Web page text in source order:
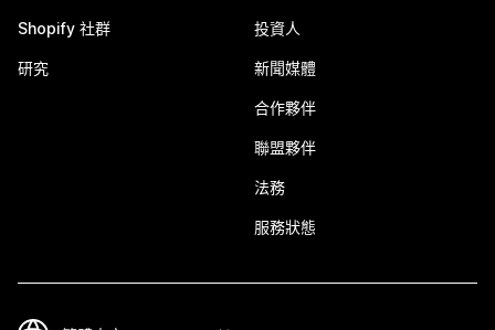
Shopify 社群
研究
投資人
新聞媒體
合作夥伴
聯盟夥伴
法務
服務狀態